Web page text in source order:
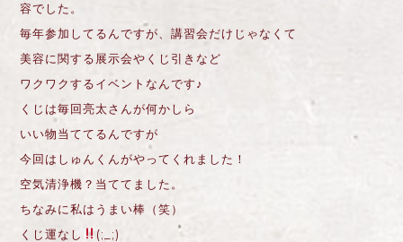
容でした。
毎年参加してるんですが、講習会だけじゃなくて
美容に関する展示会やくじ引きなど
ワクワクするイベントなんです♪
くじは毎回亮太さんが何かしら
いい物当ててるんですが
今回はしゅんくんがやってくれました！
空気清浄機？当ててました。
ちなみに私はうまい棒（笑）
くじ運なし
(;_;)